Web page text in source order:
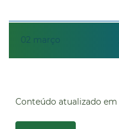
02 março
Conteúdo atualizado em